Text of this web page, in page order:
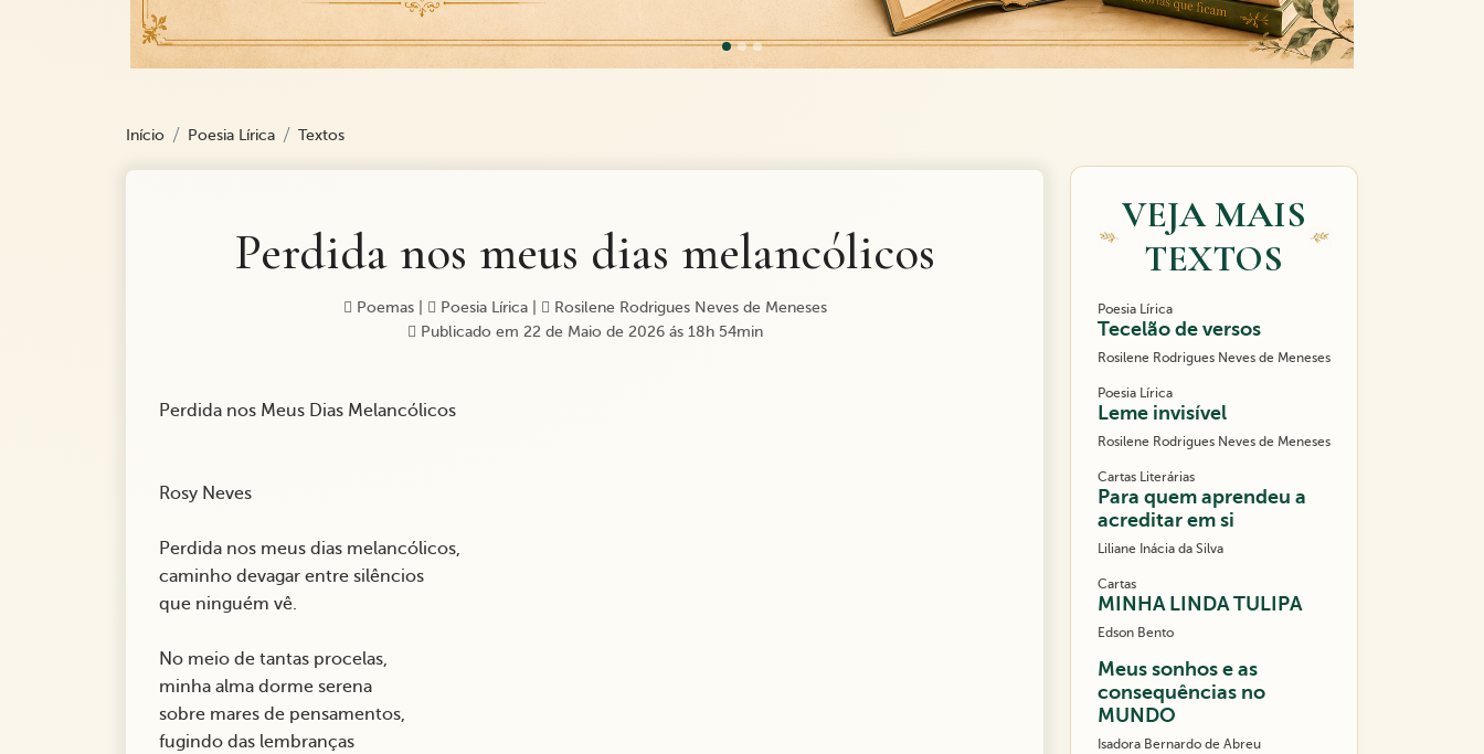
Início Poesia Lírica Textos
Perdida nos meus dias melancólicos
Poemas| Poesia Lírica
Rosilene Rodrigues Neves de Meneses
Publicado em 22 de Maio de 2026 ás 18h 54min
Perdida nos Meus Dias Melancólicos
Rosy Neves
Perdida nos meus dias melancólicos,
caminho devagar entre silêncios
que ninguém vê.
No meio de tantas procelas,
minha alma dorme serena
sobre mares de pensamentos,
fugindo das lembranças
VEJA MAIS
TEXTOS
Poesia Lírica
Tecelão de versos
Rosilene Rodrigues Neves de Meneses
Poesia Lírica
Leme invisível
Rosilene Rodrigues Neves de Meneses
Cartas Literárias
Para quem aprendeu a
acreditar em si
Liliane Inácia da Silva
Cartas
MINHA LINDA TULIPA
Edson Bento
Meus sonhos e as
consequências no
MUNDO
Isadora Bernardo de Abreu